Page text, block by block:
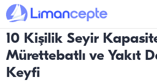
10 Kişilik Seyir
Mürettebatlı ve Yakıt
Keyfi